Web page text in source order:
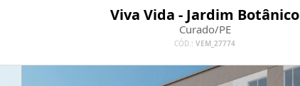
Viva Vida - Jardim Botânico
Curado/PE
CÓD.: VEM_27774